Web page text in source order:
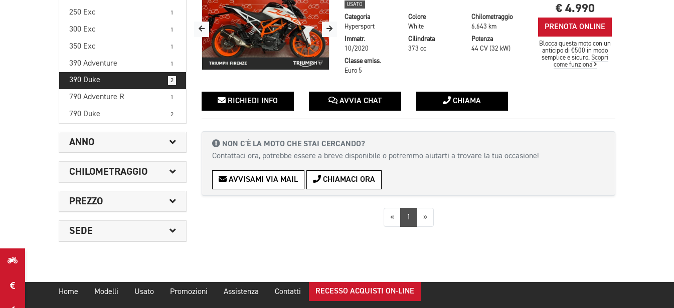
250 Exc 1
300 Exc 1
350 Exc 1
390 Adventure 1
390 Duke 2
790 Adventure R 1
790 Duke 2
ANNO
CHILOMETRAGGIO
PREZZO
SEDE
USATO
Categoria
Hypersport
Colore
White
Chilometraggio
6.643 km
Immatr.
10/2020
Cilindrata
373 cc
Potenza
44 CV (32 kW)
Classe emiss.
Euro 5
€ 4.990
PRENOTA ONLINE
Blocca questa moto con un
anticipo di €500 in modo
semplice e sicuro.Scopri
come funziona
RICHIEDI INFO AVVIA CHAT CHIAMA
NON C'È LA MOTO CHE STAI CERCANDO?
Contattaci ora, potrebbe essere a breve disponibile o potremmo aiutarti a trovare la tua occasione!
AVVISAMI VIA MAIL CHIAMACI ORA
«Precedente
1 »Successiva
Home Modelli Usato Promozioni Assistenza Contatti RECESSO ACQUISTI ON-LINE